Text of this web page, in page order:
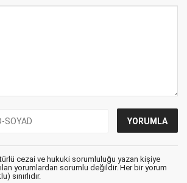
türlü cezai ve hukuki sorumluluğu yazan kişiye
yorumlardan sorumlu değildir. Her bir yorum
sınırlıdır.